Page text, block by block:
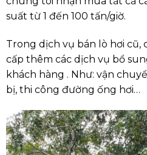
suất từ 1 đến 100 tấn/giờ.
Trong dịch vụ bán lò hơi
cấp thêm các dịch vụ bổ
khách hàng . Như: vận
bị, thi công đường ống hơi…